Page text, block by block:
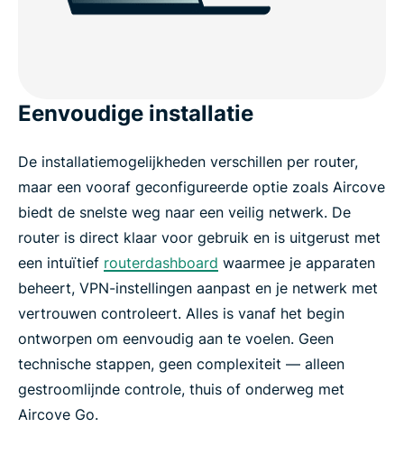
Eenvoudige installatie
De installatiemogelijkheden verschillen per router,
maar een vooraf geconfigureerde optie zoals Aircove
biedt de snelste weg naar een veilig netwerk. De
router is direct klaar voor gebruik en is uitgerust met
een intuïtief routerdashboard waarmee je apparaten
beheert, VPN-instellingen aanpast en je netwerk met
vertrouwen controleert. Alles is vanaf het begin
ontworpen om eenvoudig aan te voelen. Geen
technische stappen, geen complexiteit — alleen
gestroomlijnde controle, thuis of onderweg met
Aircove Go.